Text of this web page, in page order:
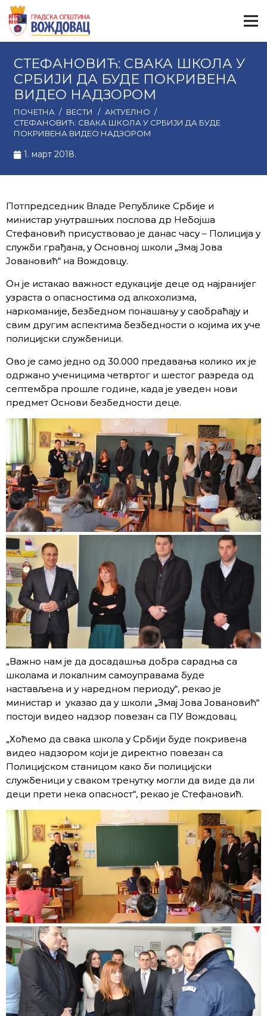
СТЕФАНОВИЋ: СВАКА ШКОЛА У
СРБИЈИ ДА БУДЕ ПОКРИВЕНА
ВИДЕО НАДЗОРОМ
ПОЧЕТНА / ВЕСТИ / АКТУЕЛНО /
СТЕФАНОВИЋ: СВАКА ШКОЛА У СРБИЈИ ДА БУДЕ
ПОКРИВЕНА ВИДЕО НАДЗОРОМ
1. март 2018.
Потпредседник Владе Републике Србије и
министар унутрашњих послова др Небојшa
Стефановић присуствовао је данас часу – Полиција у
служби грађана, у Основној школи „Змај Јова
Јовановић“ на Вождовцу.
Он је истакао важност едукације деце од најранијег
узраста о опасностима од алкохолизма,
наркоманије, безбедном понашању у саобраћају и
свим другим аспектима безбедности о којима их уче
полицијски службеници.
Ово је само једно од 30.000 предавања колико их је
одржано ученицима четвртог и шестог разреда од
септембра прошле године, када је уведен нови
предмет Основи безбедности деце.
„Важно нам је да досадашња добра сарадња са
школама и локалним самоуправама буде
настављена и у наредном периоду“, рекао је
министар и указао да у школи „Змај Јова Јовановић“
постоји видео надзор повезан са ПУ Вождовац.
„Хоћемо да свака школа у Србији буде покривена
видео надзором који је директно повезан са
Полицијском станицом како би полицијски
службеници у сваком тренутку могли да виде да ли
деци прети нека опасност“, рекао је Стефановић.